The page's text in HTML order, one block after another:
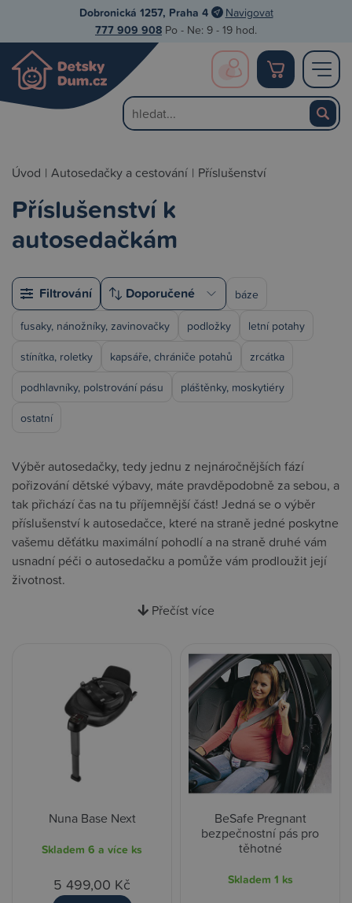
Dobronická 1257, Praha 4 Navigovat
777 909 908 Po - Ne: 9 - 19 hod.
Úvod | Autosedačky a cestování | Příslušenství
Příslušenství k
autosedačkám
Filtrování báze
fusaky, nánožníky, zavinovačky podložky letní potahy
stínítka, roletky kapsáře, chrániče potahů zrcátka
podhlavníky, polstrování pásu pláštěnky, moskytiéry
ostatní
Výběr autosedačky, tedy jednu z nejnáročnějších fází
pořizování dětské výbavy, máte pravděpodobně za sebou, a
tak přichází čas na tu příjemnější část! Jedná se o výběr
příslušenství k autosedačce, které na straně jedné poskytne
vašemu děťátku maximální pohodlí a na straně druhé vám
usnadní péči o autosedačku a pomůže vám prodloužit její
životnost.
Přečíst více
Nuna Base Next
Skladem 6 a více ks
5 499,00 Kč
BeSafe Pregnant
bezpečnostní pás pro
těhotné
Skladem 1 ks